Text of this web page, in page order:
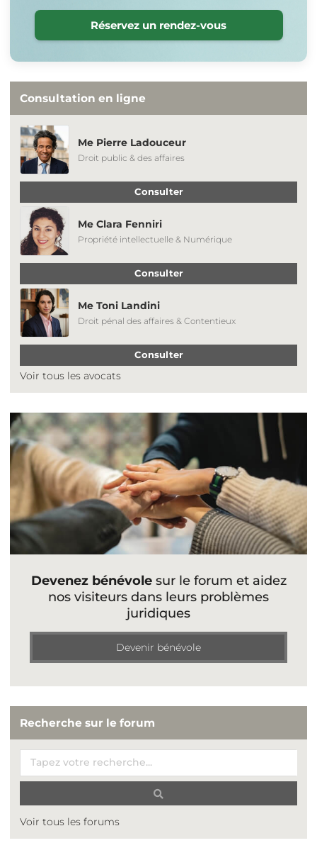
Réservez un rendez-vous
Consultation en ligne
Me Pierre Ladouceur
Droit public & des affaires
Consulter
Me Clara Fenniri
Propriété intellectuelle & Numérique
Consulter
Me Toni Landini
Droit pénal des affaires & Contentieux
Consulter
Voir tous les avocats
Devenez bénévolesur le forum et aidez
nos visiteurs dans leurs problèmes
juridiques
Devenir bénévole
Recherche sur le forum
Voir tous les forums